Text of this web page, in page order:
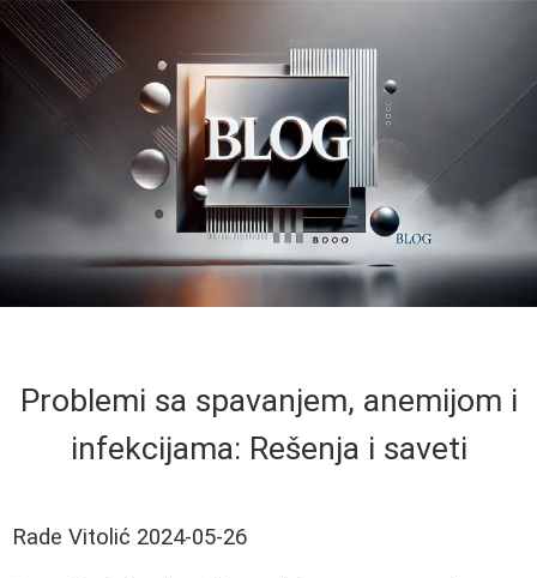
Problemi sa spavanjem, anemijom i
infekcijama: Rešenja i saveti
Rade Vitolić 2024-05-26